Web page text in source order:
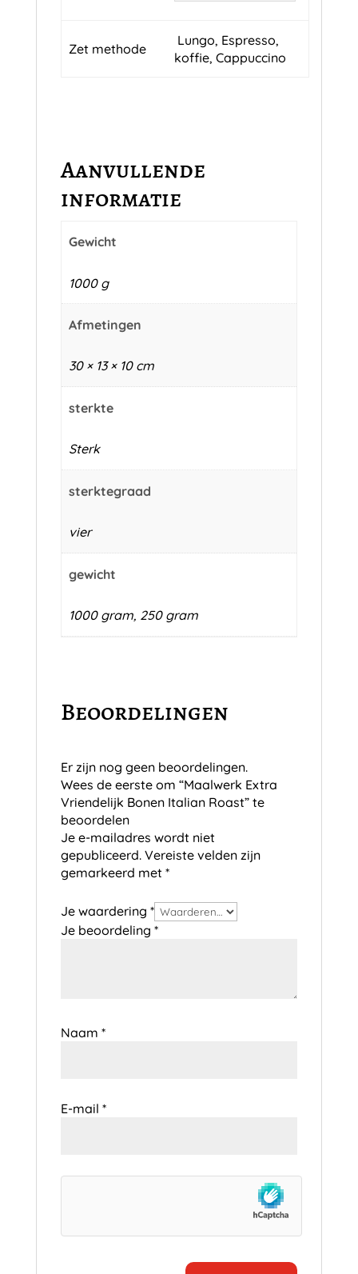
Zet methode
Lungo, Espresso,
koffie, Cappuccino
Aanvullende
informatie
Gewicht
1000 g
Afmetingen
30 × 13 × 10 cm
sterkte
Sterk
sterktegraad
vier
gewicht
1000 gram, 250 gram
Beoordelingen
Er zijn nog geen beoordelingen.
Wees de eerste om “Maalwerk Extra
Vriendelijk Bonen Italian Roast” te
beoordelen
Je e-mailadres wordt niet
gepubliceerd. Vereiste velden zijn
gemarkeerd met *
Je waardering *
Je beoordeling *
Naam *
E-mail *